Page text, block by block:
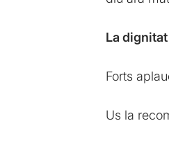
La
Forts
Us la